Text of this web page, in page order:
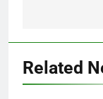
Related